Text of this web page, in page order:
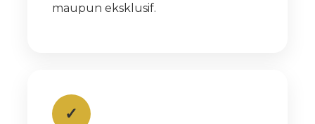
maupun eksklusif.
✓